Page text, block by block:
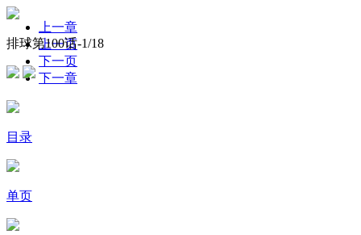
排球第100话-1/18
上一章
上一页
下一页
下一章
目录
单页